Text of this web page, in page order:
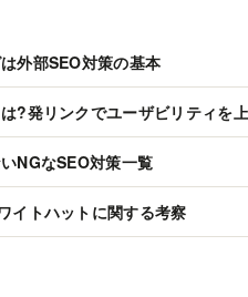
外部SEO対策の基本
?発リンクでユーザビリティを
NGなSEO対策一覧
イトハットに関する考察